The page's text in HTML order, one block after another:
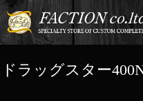
ドラッグスター